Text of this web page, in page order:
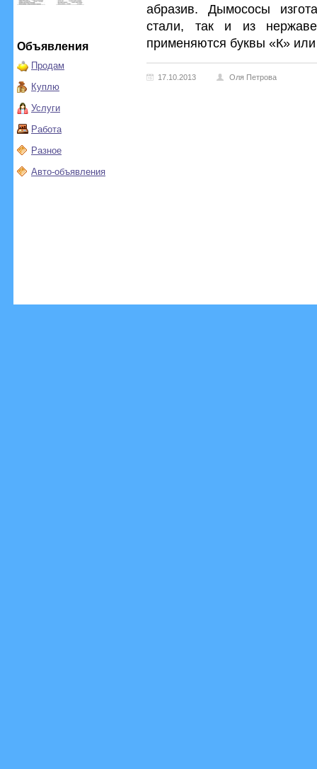
Объявления
Продам
Куплю
Услуги
Работа
Разное
Авто-объявления
абразив. Дымососы
стали, так и из
применяются буквы «К»
17.10.2013 Оля Петрова